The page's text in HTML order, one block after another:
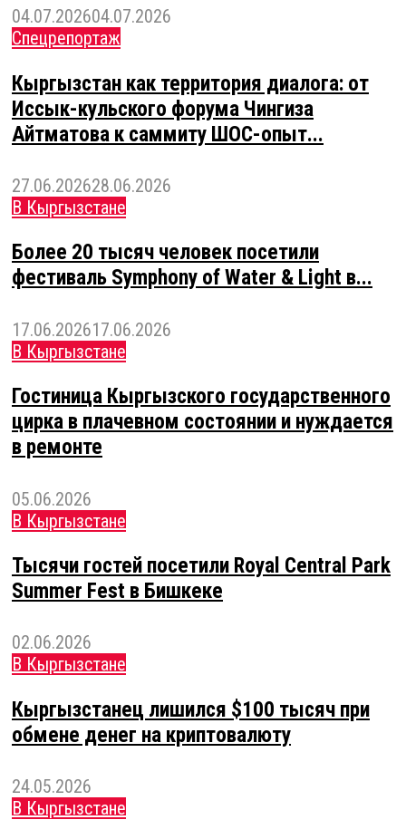
04.07.202604.07.2026
Спецрепортаж
Кыргызстан как территория диалога: от
Иссык-кульского форума Чингиза
Айтматова к саммиту ШОС-опыт...
27.06.202628.06.2026
В Кыргызстане
Более 20 тысяч человек посетили
фестиваль Symphony of Water & Light в...
17.06.202617.06.2026
В Кыргызстане
Гостиница Кыргызского государственного
цирка в плачевном состоянии и нуждается
в ремонте
05.06.2026
В Кыргызстане
Тысячи гостей посетили Royal Central Park
Summer Fest в Бишкеке
02.06.2026
В Кыргызстане
Кыргызстанец лишился $100 тысяч при
обмене денег на криптовалюту
24.05.2026
В Кыргызстане